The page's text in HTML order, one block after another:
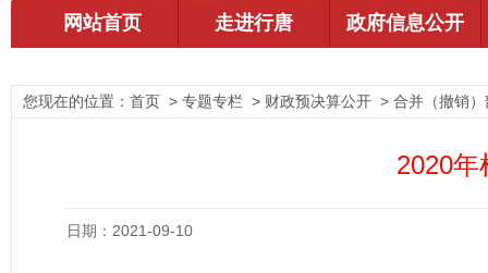
您现在的位置： 首页 > 专题专栏 > 财政预决算公开 > 合并（撤销
2020
日期：2021-09-10